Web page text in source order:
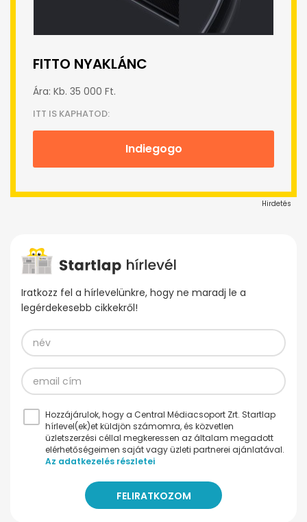
FITTO NYAKLÁNC
Ára: Kb. 35 000 Ft.
ITT IS KAPHATOD:
Indiegogo
Hirdetés
Iratkozz fel a hírlevelünkre, hogy ne maradj le a
legérdekesebb cikkekről!
Hozzájárulok, hogy a Central Médiacsoport Zrt. Startlap
hírlevel(ek)et küldjön számomra, és közvetlen
üzletszerzési céllal megkeressen az általam megadott
elérhetőségeimen saját vagy üzleti partnerei ajánlatával.
Az adatkezelés részletei